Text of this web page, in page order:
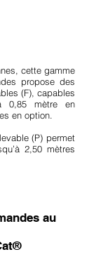
cette gamme
propose des
(F), capables
0,85 mètre en
en option.
(P) permet
2,50 mètres
au